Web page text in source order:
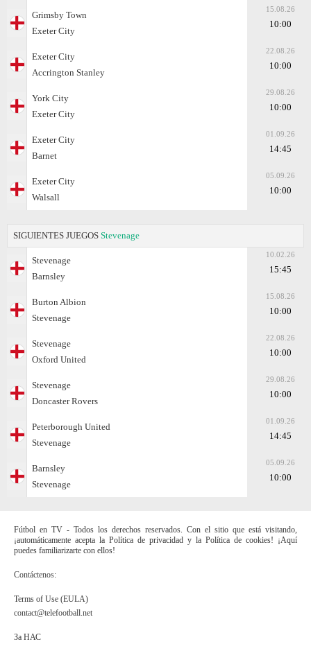
Grimsby Town
Exeter City
15.08.26
10:00
Exeter City
Accrington Stanley
22.08.26
10:00
York City
Exeter City
29.08.26
10:00
Exeter City
Barnet
01.09.26
14:45
Exeter City
Walsall
05.09.26
10:00
SIGUIENTES JUEGOS Stevenage
Stevenage
Barnsley
10.02.26
15:45
Burton Albion
Stevenage
15.08.26
10:00
Stevenage
Oxford United
22.08.26
10:00
Stevenage
Doncaster Rovers
29.08.26
10:00
Peterborough United
Stevenage
01.09.26
14:45
Barnsley
Stevenage
05.09.26
10:00
Fútbol en TV - Todos los derechos reservados. Con el sitio que está visitando,
¡automáticamente acepta la Política de privacidad y la Política de cookies! ¡Aquí
puedes familiarizarte con ellos!
Contáctenos:
Terms of Use (EULA)
contact@telefootball.net
За НАС